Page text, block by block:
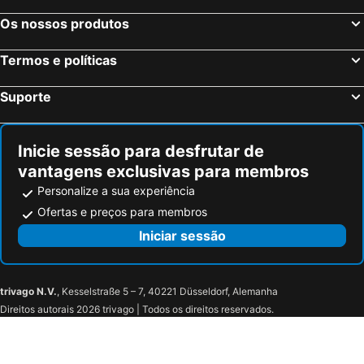
Pullman Paris Centre - Bercy
Hôtel du Parc
Timhotel Nation
Hôtel Le Saint Germain
Mercure Paris Ivry Quai de Seine
ibis Paris Pantin Eglise
ibis budget Paris Porte de Bercy
Colmar, Alsácia Hotéis
Os nossos produtos
Termos e políticas
Suporte
Inicie sessão para desfrutar de
vantagens exclusivas para membros
Personalize a sua experiência
Ofertas e preços para membros
Iniciar sessão
trivago N.V., Kesselstraße 5 – 7, 40221 Düsseldorf, Alemanha
Direitos autorais 2026 trivago | Todos os direitos reservados.